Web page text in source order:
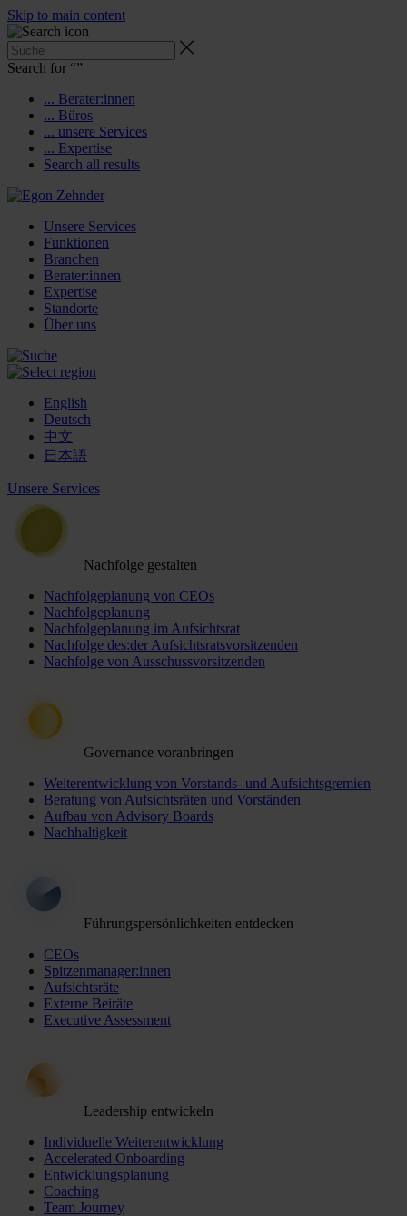
Skip to main content
Search for “”
... Berater:innen
... Büros
... unsere Services
... Expertise
Search all results
Unsere Services
Funktionen
Branchen
Berater:innen
Expertise
Standorte
Über uns
English
Deutsch
中文
日本語
Unsere Services
Nachfolge gestalten
Nachfolgeplanung von CEOs
Nachfolgeplanung
Nachfolgeplanung im Aufsichtsrat
Nachfolge des:der Aufsichtsratsvorsitzenden
Nachfolge von Ausschussvorsitzenden
Governance voranbringen
Weiterentwicklung von Vorstands- und Aufsichtsgremien
Beratung von Aufsichtsräten und Vorständen
Aufbau von Advisory Boards
Nachhaltigkeit
Führungspersönlichkeiten entdecken
CEOs
Spitzenmanager:innen
Aufsichtsräte
Externe Beiräte
Executive Assessment
Leadership entwickeln
Individuelle Weiterentwicklung
Accelerated Onboarding
Entwicklungsplanung
Coaching
Team Journey